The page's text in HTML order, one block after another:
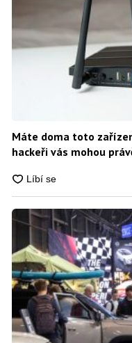
Máte doma toto
hackeři vás mohou